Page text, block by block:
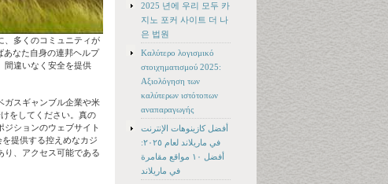
、多くのコミュニティが
あなた自身の連邦ヘルプ
間違いなく安全を提供
ガスギャンブル企業や米
をしてください。真の
ジションのウェブサイト
提供する控えめなカジ
り、アクセス可能である
2025 년에 우리 모두 카
지노 포커 사이트 더 나
은 법원
Καλύτερο λογισμικό
στοιχηματισμού 2025:
Αξιολόγηση των
καλύτερων ιστότοπων
αναπαραγωγής
أفضل كازينوهات الإنترنت
في ماريلاند لعام ٢٠٢٥:
أفضل ١٠ مواقع مقامرة
في ماريلاند